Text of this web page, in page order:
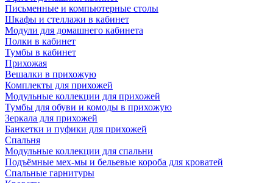
Письменные и компьютерные столы
Шкафы и стеллажи в кабинет
Модули для домашнего кабинета
Полки в кабинет
Тумбы в кабинет
Прихожая
Вешалки в прихожую
Комплекты для прихожей
Модульные коллекции для прихожей
Тумбы для обуви и комоды в прихожую
Зеркала для прихожей
Банкетки и пуфики для прихожей
Спальня
Модульные коллекции для спальни
Подъёмные мех-мы и бельевые короба для кроватей
Спальные гарнитуры